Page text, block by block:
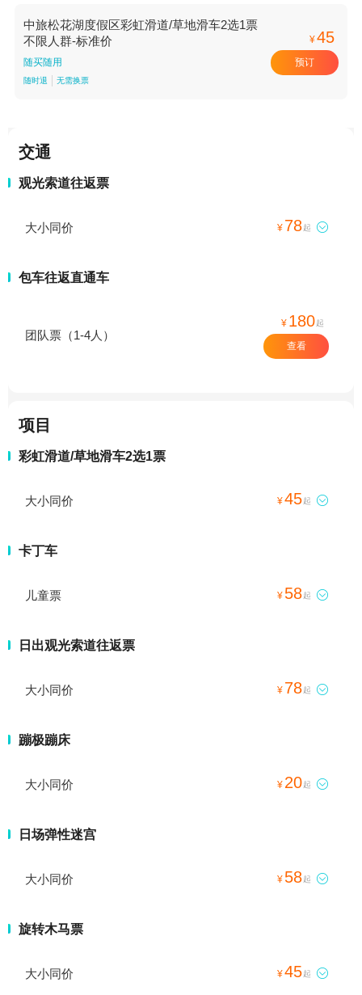
中旅松花湖度假区彩虹滑道/草地滑车2选1票
不限人群-标准价
随买随用
随时退 无需换票
¥45
预订
交通
观光索道往返票
大小同价 ¥ 78起 
包车往返直通车
团队票（1-4人）
¥ 180起
查看
项目
彩虹滑道/草地滑车2选1票
大小同价 ¥45起 
卡丁车
儿童票 ¥ 58起 
日出观光索道往返票
大小同价 ¥ 78起 
蹦极蹦床
大小同价 ¥ 20起 
日场弹性迷宫
大小同价 ¥ 58起 
旋转木马票
大小同价 ¥45起 